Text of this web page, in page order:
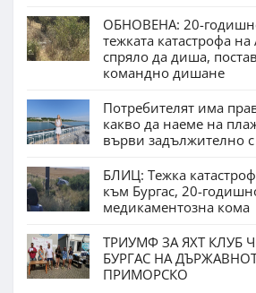
ОБНОВЕНА: 20-
тежката катастрофа
спряло да диша,
командно дишане
Потребителят има
какво да наеме на
върви задължително
БЛИЦ: Тежка
към Бургас, 20-
медикаментозна кома
ТРИУМФ ЗА ЯХТ КЛУБ
БУРГАС НА
ПРИМОРСКО